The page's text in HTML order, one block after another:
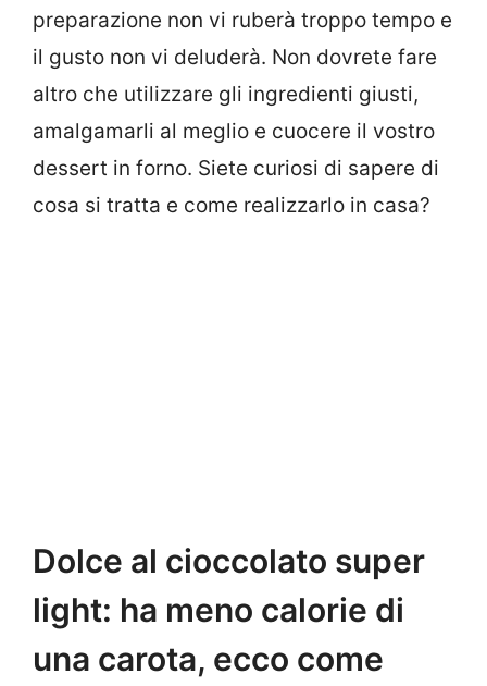
preparazione non vi ruberà troppo tempo e
il gusto non vi deluderà. Non dovrete fare
altro che utilizzare gli ingredienti giusti,
amalgamarli al meglio e cuocere il vostro
dessert in forno. Siete curiosi di sapere di
cosa si tratta e come realizzarlo in casa?
Dolce al cioccolato super
light: ha meno calorie di
una carota, ecco come